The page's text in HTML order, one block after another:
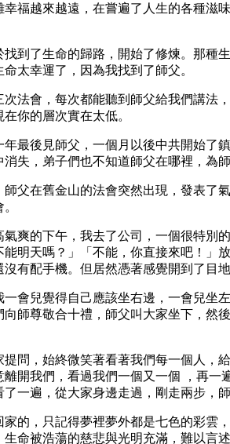
福越來越遠，在嘗遍了人生的各種滋
找到了生命的歸路，開始了修煉。那種
太幸運了，因為我找到了師父。
法會，每次都能聽到師父給我們講法
你的層次實在太低。
年最後見師父，一個月以後中共開始
失，弟子們也不知道師父在哪裡，為師
師父在舊金山的法會突然出現，發表
爽的下午，我去了公司，一個很特別
明天嗎？」「不能，你直接來吧！」
有配手機。但居然憑著感覺開到了目
一會兒覺得自己應該坐右邊，一會兒坐
師尊敬合十禮，師父叫大家坐下，然
問，始終微笑著看著我們每一個人，
開我們，看過我們一個又一個 ，再
一遍，從大家身邊走過，剛走兩步，
的，只記得夢裡夢外都是七色的彩雲
命被浩蕩的慈悲與光明充滿，難以言